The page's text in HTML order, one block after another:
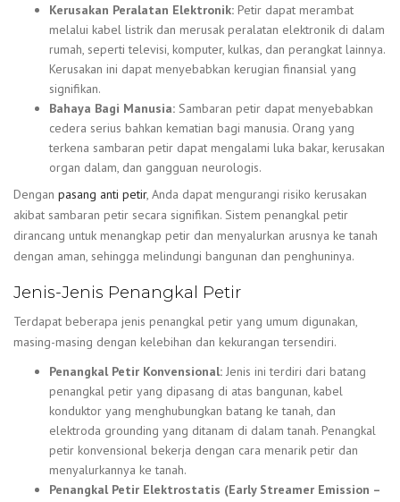
Kerusakan Peralatan Elektronik: Petir dapat merambat
melalui kabel listrik dan merusak peralatan elektronik di dalam
rumah, seperti televisi, komputer, kulkas, dan perangkat lainnya.
Kerusakan ini dapat menyebabkan kerugian finansial yang
signifikan.
Bahaya Bagi Manusia: Sambaran petir dapat menyebabkan
cedera serius bahkan kematian bagi manusia. Orang yang
terkena sambaran petir dapat mengalami luka bakar, kerusakan
organ dalam, dan gangguan neurologis.
Dengan pasang anti petir, Anda dapat mengurangi risiko kerusakan
akibat sambaran petir secara signifikan. Sistem penangkal petir
dirancang untuk menangkap petir dan menyalurkan arusnya ke tanah
dengan aman, sehingga melindungi bangunan dan penghuninya.
Jenis-Jenis Penangkal Petir
Terdapat beberapa jenis penangkal petir yang umum digunakan,
masing-masing dengan kelebihan dan kekurangan tersendiri.
Penangkal Petir Konvensional: Jenis ini terdiri dari batang
penangkal petir yang dipasang di atas bangunan, kabel
konduktor yang menghubungkan batang ke tanah, dan
elektroda grounding yang ditanam di dalam tanah. Penangkal
petir konvensional bekerja dengan cara menarik petir dan
menyalurkannya ke tanah.
Penangkal Petir Elektrostatis (Early Streamer Emission –